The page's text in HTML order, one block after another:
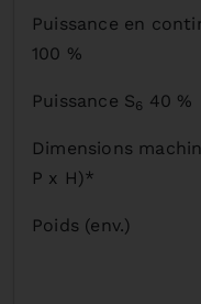
Puissance en
100 %
Puissance S6 40 %
Dimensions
P x H)*
Poids (env.)